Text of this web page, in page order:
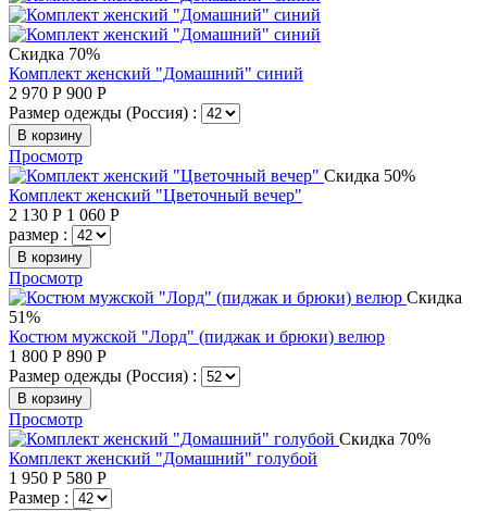
Скидка 70%
Комплект женский "Домашний" синий
2 970 Р 900 Р
Размер одежды (Россия) :
В корзину
Просмотр
Скидка 50%
Комплект женский "Цветочный вечер"
2 130 Р 1 060 Р
размер :
В корзину
Просмотр
Скидка
51%
Костюм мужской "Лорд" (пиджак и брюки) велюр
1 800 Р 890 Р
Размер одежды (Россия) :
В корзину
Просмотр
Скидка 70%
Комплект женский "Домашний" голубой
1 950 Р 580 Р
Размер :